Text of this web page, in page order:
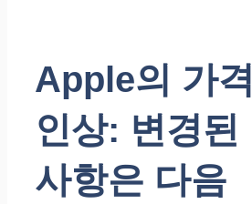
Apple의 가격
인상: 변경된
사항은 다음